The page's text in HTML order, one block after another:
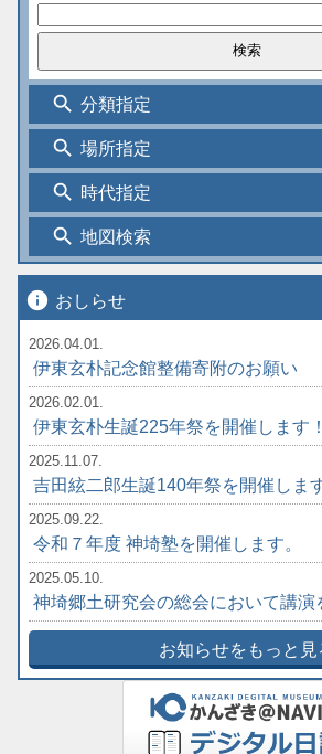
search 分類指定
search 場所指定
search 時代指定
search 地図検索
info おしらせ
2026.04.01.
伊東玄朴記念館整備寄附のお願い
2026.02.01.
伊東玄朴生誕225年祭を開催します！
2025.11.07.
吉田絃二郎生誕140年祭を開催します
2025.09.22.
令和７年度 神埼塾を開催します。
2025.05.10.
神埼郷土研究会の総会において講演
お知らせをもっと見